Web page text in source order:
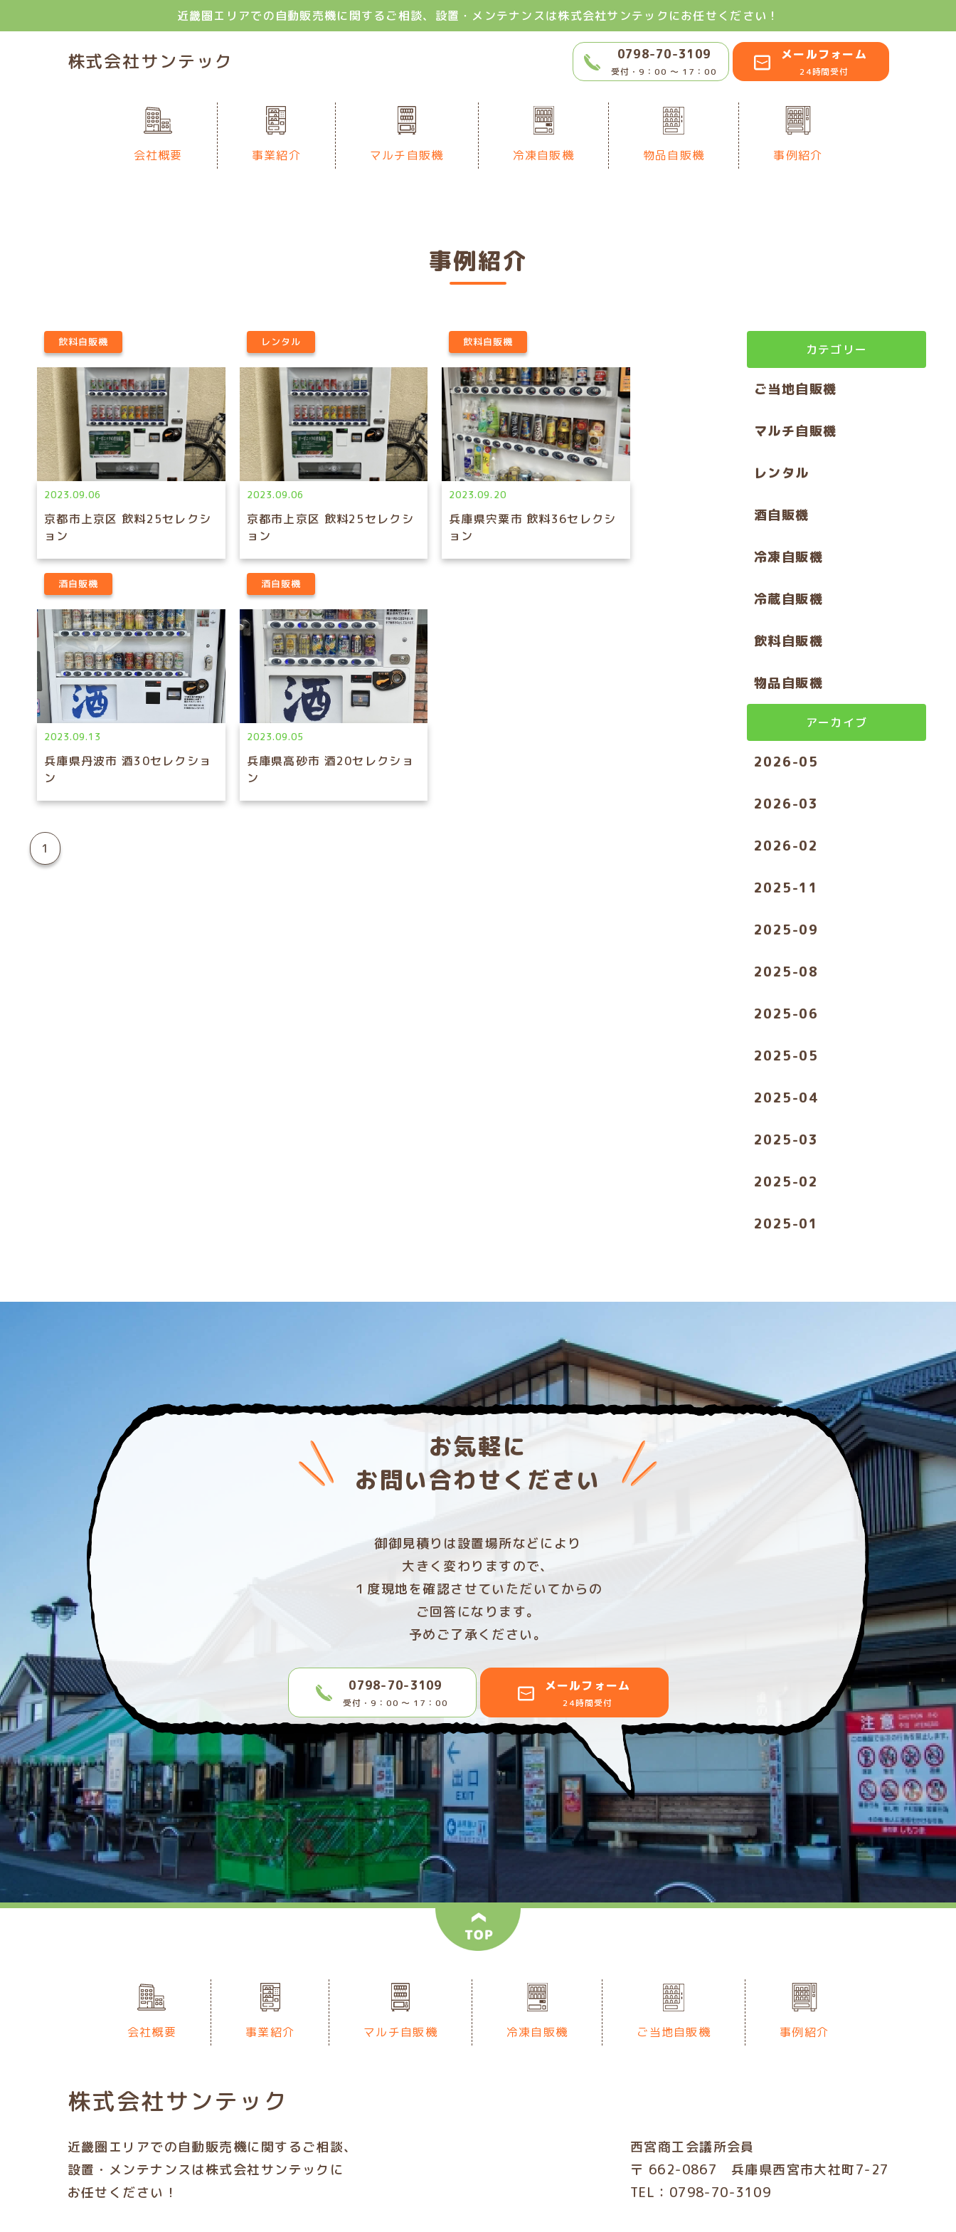
近畿圏エリアでの自動販売機に関するご相談、設置・メンテナンスは株式会社サンテックにお任せください！
株式会社サンテック 0798-70-3109
受付・9：00 〜 17：00
メールフォーム
24時間受付
会社概要 事業紹介 マルチ自販機 冷凍自販機 物品自販機 事例紹介
事例紹介
飲料自販機
2023.09.06
京都市上京区 飲料25セレクシ
ョン
レンタル
2023.09.06
京都市上京区 飲料25セレクシ
ョン
飲料自販機
2023.09.20
兵庫県宍粟市 飲料36セレクシ
ョン
酒自販機
2023.09.13
兵庫県丹波市 酒30セレクショ
ン
酒自販機
2023.09.05
兵庫県高砂市 酒20セレクショ
ン
1
カテゴリー
ご当地自販機
マルチ自販機
レンタル
酒自販機
冷凍自販機
冷蔵自販機
飲料自販機
物品自販機
アーカイブ
2026-05
2026-03
2026-02
2025-11
2025-09
2025-08
2025-06
2025-05
2025-04
2025-03
2025-02
2025-01
お気軽に
お問い合わせください
御御見積りは設置場所などにより
大きく変わりますので、
１度現地を確認させていただいてからの
ご回答になります。
予めご了承ください。
0798-70-3109
受付・9：00 〜 17：00
メールフォーム
24時間受付
会社概要 事業紹介 マルチ自販機 冷凍自販機 ご当地自販機 事例紹介
株式会社サンテック
近畿圏エリアでの自動販売機に関するご相談、
設置・メンテナンスは株式会社サンテックに
お任せください！
西宮商工会議所会員
〒 662-0867 兵庫県西宮市大社町7-27
TEL：0798-70-3109